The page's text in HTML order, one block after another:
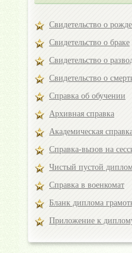
Свидетельство о
Свидетельство о браке
Свидетельство о
Свидетельство о
Справка об обучении
Архивная справка
Академическая
Справка-вызов на
Чистый пустой
Справка в военкомат
Бланк диплома
Приложение к